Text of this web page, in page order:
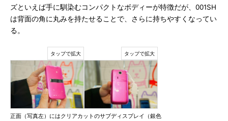
ズといえば手に馴染むコンパクトなボディーが特徴だが、001SH
は背面の角に丸みを持たせることで、さらに持ちやすくなってい
る。
正面（写真左）にはクリアカットのサブディスプレイ（銀色